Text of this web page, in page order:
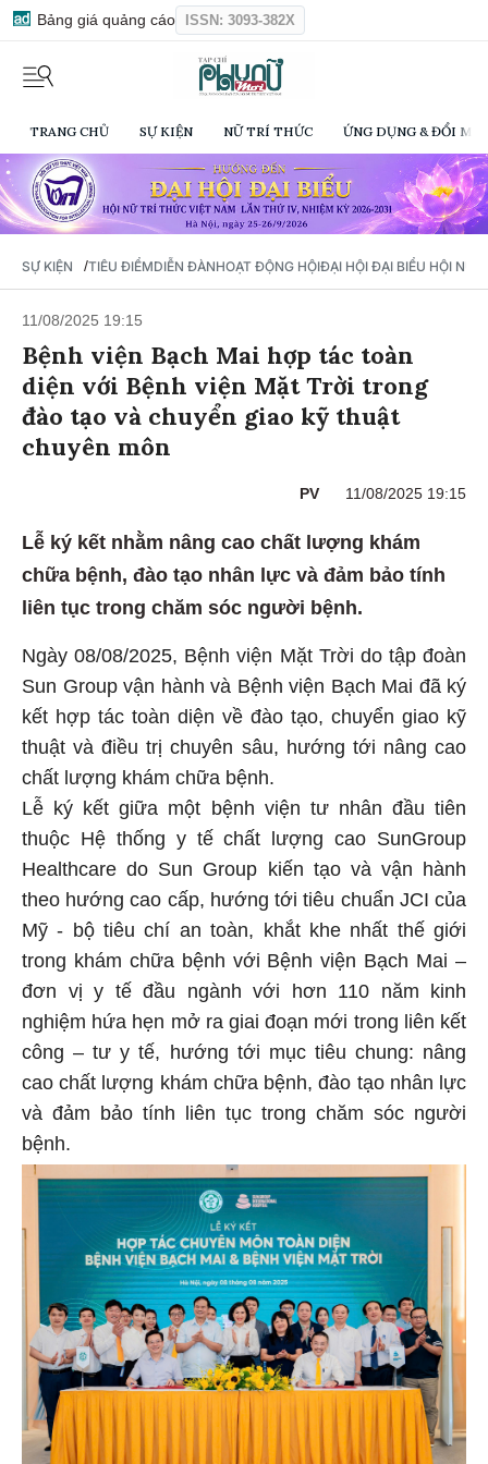
Bảng giá quảng cáo ISSN: 3093-382X
TRANG CHỦ SỰ KIỆN NỮ TRÍ THỨC ỨNG DỤNG & ĐỔI
SỰ KIỆN /TIÊU ĐIỂMDIỄN ĐÀNHOẠT ĐỘNG HỘIĐẠI HỘI ĐẠI BIỂU HỘI NỮ
11/08/2025 19:15
Bệnh viện Bạch Mai hợp tác toàn
diện với Bệnh viện Mặt Trời trong
đào tạo và chuyển giao kỹ thuật
chuyên môn
PV 11/08/2025 19:15
Lễ ký kết nhằm nâng cao chất lượng khám
chữa bệnh, đào tạo nhân lực và đảm bảo tính
liên tục trong chăm sóc người bệnh.
Ngày 08/08/2025, Bệnh viện Mặt Trời do tập đoàn
Sun Group vận hành và Bệnh viện Bạch Mai đã ký
kết hợp tác toàn diện về đào tạo, chuyển giao kỹ
thuật và điều trị chuyên sâu, hướng tới nâng cao
chất lượng khám chữa bệnh.
Lễ ký kết giữa một bệnh viện tư nhân đầu tiên
thuộc Hệ thống y tế chất lượng cao SunGroup
Healthcare do Sun Group kiến tạo và vận hành
theo hướng cao cấp, hướng tới tiêu chuẩn JCI của
Mỹ - bộ tiêu chí an toàn, khắt khe nhất thế giới
trong khám chữa bệnh với Bệnh viện Bạch Mai –
đơn vị y tế đầu ngành với hơn 110 năm kinh
nghiệm hứa hẹn mở ra giai đoạn mới trong liên kết
công – tư y tế, hướng tới mục tiêu chung: nâng
cao chất lượng khám chữa bệnh, đào tạo nhân lực
và đảm bảo tính liên tục trong chăm sóc người
bệnh.